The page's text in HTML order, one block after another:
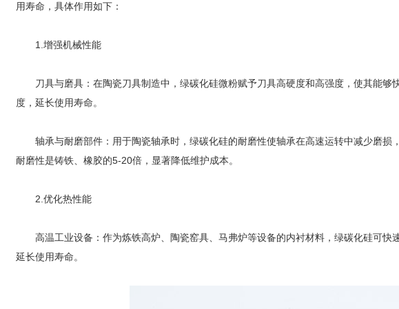
用寿命，具体作用如下：
1.增强机械性能
刀具与磨具：在陶瓷刀具制造中，绿碳化硅微粉赋予刀具高硬度和高强度，使其能够
度，延长使用寿命。
轴承与耐磨部件：用于陶瓷轴承时，绿碳化硅的耐磨性使轴承在高速运转中减少磨损
耐磨性是铸铁、橡胶的5-20倍，显著降低维护成本。
2.优化热性能
高温工业设备：作为炼铁高炉、陶瓷窑具、马弗炉等设备的内衬材料，绿碳化硅可快
延长使用寿命。